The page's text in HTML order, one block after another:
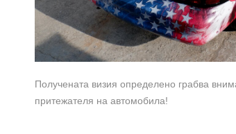
Получената визия определено грабва
притежателя на автомобила!